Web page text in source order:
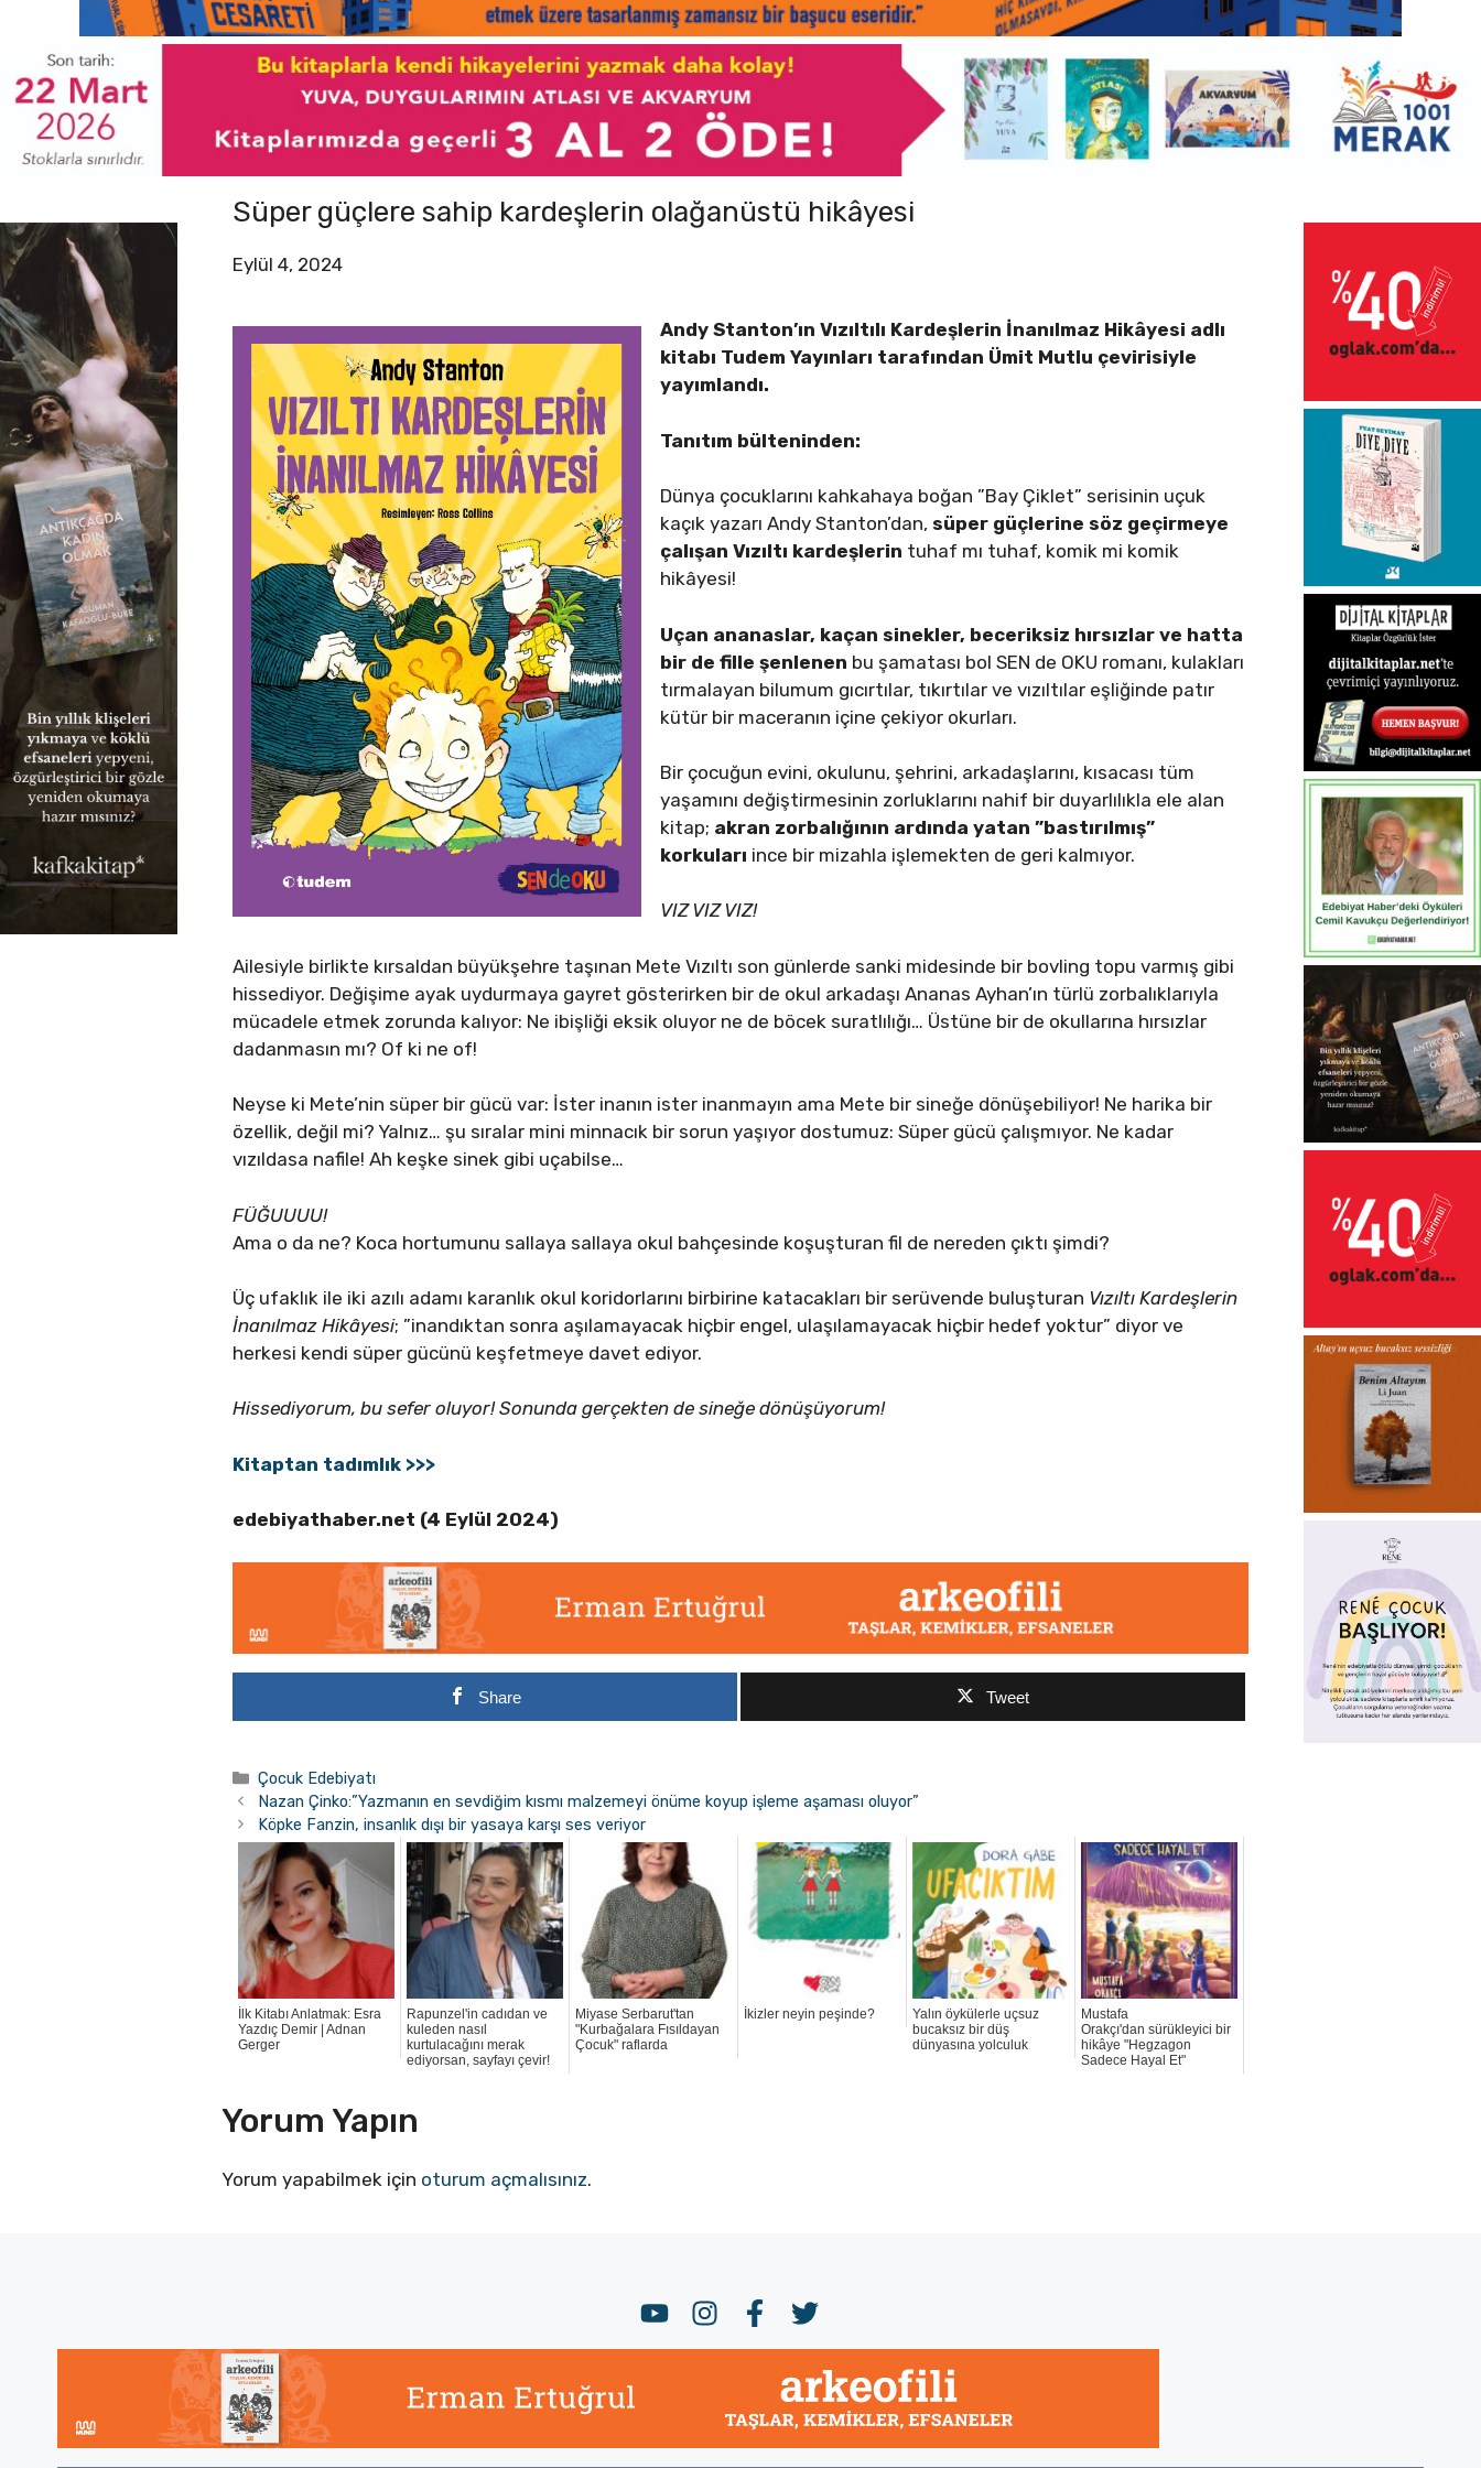
Süper güçlere sahip kardeşlerin olağanüstü hikâyesi
Eylül 4, 2024
Andy Stanton’ın Vızıltılı Kardeşlerin İnanılmaz Hikâyesi adlı
kitabı Tudem Yayınları tarafından Ümit Mutlu çevirisiyle
yayımlandı.
Tanıtım bülteninden:
Dünya çocuklarını kahkahaya boğan ”Bay Çiklet” serisinin uçuk
kaçık yazarı Andy Stanton’dan, süper güçlerine söz geçirmeye
çalışan Vızıltı kardeşlerin tuhaf mı tuhaf, komik mi komik
hikâyesi!
Uçan ananaslar, kaçan sinekler, beceriksiz hırsızlar ve hatta
bir de fille şenlenen bu şamatası bol SEN de OKU romanı, kulakları
tırmalayan bilumum gıcırtılar, tıkırtılar ve vızıltılar eşliğinde patır
kütür bir maceranın içine çekiyor okurları.
Bir çocuğun evini, okulunu, şehrini, arkadaşlarını, kısacası tüm
yaşamını değiştirmesinin zorluklarını nahif bir duyarlılıkla ele alan
kitap; akran zorbalığının ardında yatan ”bastırılmış”
korkuları ince bir mizahla işlemekten de geri kalmıyor.
VIZ VIZ VIZ!
Ailesiyle birlikte kırsaldan büyükşehre taşınan Mete Vızıltı son günlerde sanki midesinde bir bovling topu varmış gibi
hissediyor. Değişime ayak uydurmaya gayret gösterirken bir de okul arkadaşı Ananas Ayhan’ın türlü zorbalıklarıyla
mücadele etmek zorunda kalıyor: Ne ibişliği eksik oluyor ne de böcek suratlılığı… Üstüne bir de okullarına hırsızlar
dadanmasın mı? Of ki ne of!
Neyse ki Mete’nin süper bir gücü var: İster inanın ister inanmayın ama Mete bir sineğe dönüşebiliyor! Ne harika bir
özellik, değil mi? Yalnız… şu sıralar mini minnacık bir sorun yaşıyor dostumuz: Süper gücü çalışmıyor. Ne kadar
vızıldasa nafile! Ah keşke sinek gibi uçabilse…
FÜĞUUUU!
Ama o da ne? Koca hortumunu sallaya sallaya okul bahçesinde koşuşturan fil de nereden çıktı şimdi?
Üç ufaklık ile iki azılı adamı karanlık okul koridorlarını birbirine katacakları bir serüvende buluşturan Vızıltı Kardeşlerin
İnanılmaz Hikâyesi; ”inandıktan sonra aşılamayacak hiçbir engel, ulaşılamayacak hiçbir hedef yoktur” diyor ve
herkesi kendi süper gücünü keşfetmeye davet ediyor.
Hissediyorum, bu sefer oluyor! Sonunda gerçekten de sineğe dönüşüyorum!
Kitaptan tadımlık >>>
edebiyathaber.net (4 Eylül 2024)
Share Tweet
Kategoriler
Çocuk Edebiyatı
Nazan Çinko:”Yazmanın en sevdiğim kısmı malzemeyi önüme koyup işleme aşaması oluyor”
Köpke Fanzin, insanlık dışı bir yasaya karşı ses veriyor
İlk Kitabı Anlatmak: Esra
Yazdıç Demir | Adnan
Gerger
Rapunzel'in cadıdan ve
kuleden nasıl
kurtulacağını merak
ediyorsan, sayfayı çevir!
Miyase Serbarut'tan
"Kurbağalara Fısıldayan
Çocuk" raflarda
İkizler neyin peşinde?
Yalın öykülerle uçsuz
bucaksız bir düş
dünyasına yolculuk
Mustafa
Orakçı'dan sürükleyici bir
hikâye "Hegzagon
Sadece Hayal Et"
Yorum Yapın
Yorum yapabilmek için oturum açmalısınız.